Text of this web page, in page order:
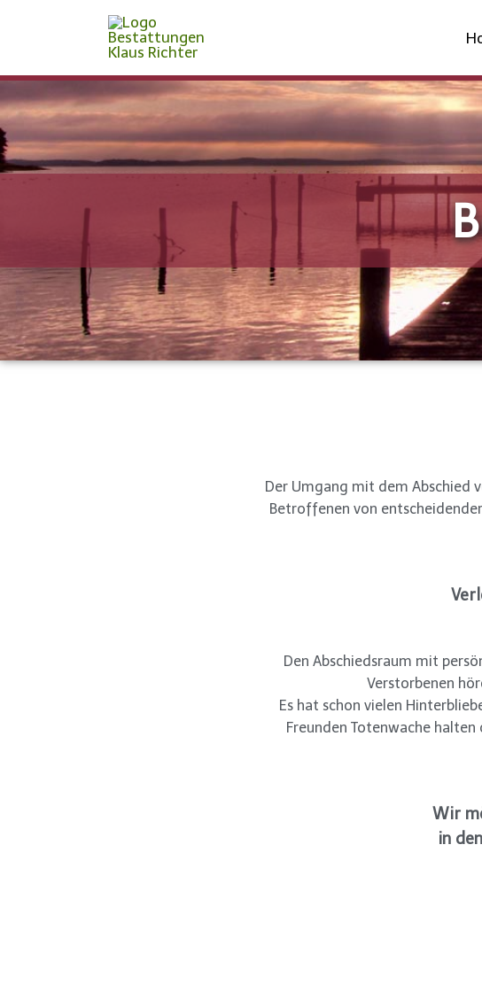
Der Umgang mit dem Abschied
Betroffenen von
Den Abschiedsraum mit
Verstorbenen
Es hat schon vielen
Freunden Totenwache
Wir
in